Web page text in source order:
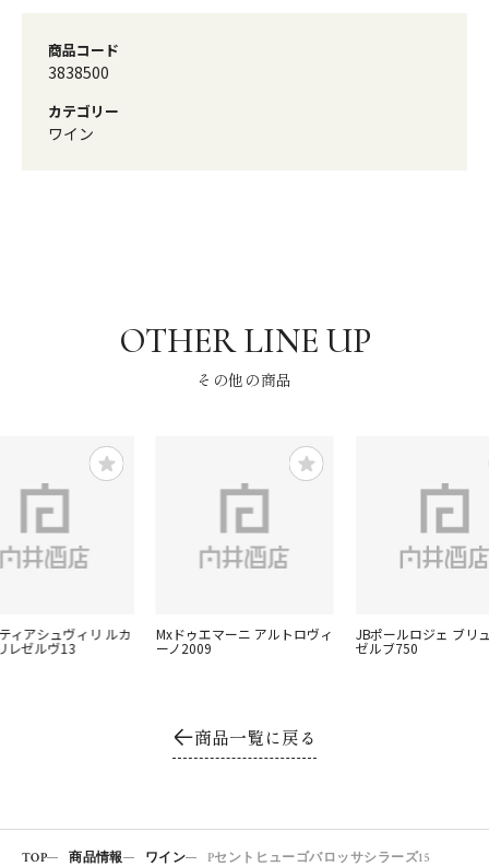
商品コード
3838500
カテゴリー
ワイン
その他の商品
ィアシュヴィリ ルカ
レゼルヴ13
Mxドゥエマーニ アルトロヴィ
ーノ2009
JBポールロジェ ブリ
ゼルブ750
商品一覧に戻る
TOP 商品情報 ワイン Pセントヒューゴバロッサシラーズ15